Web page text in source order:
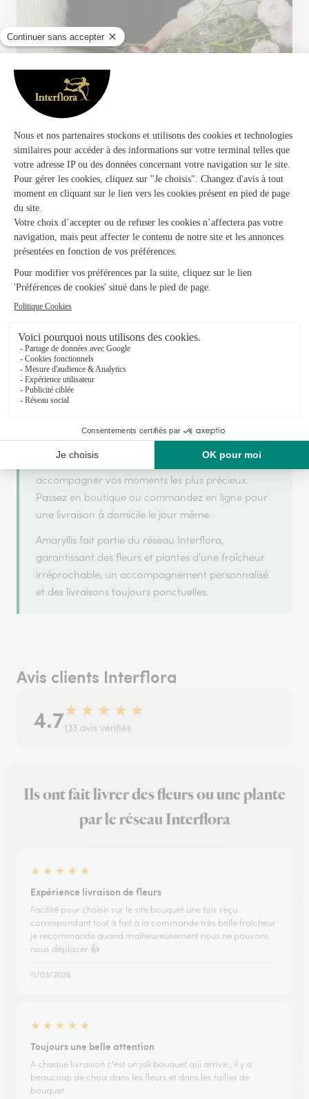
Votre fleuriste artisan à Montech
Amaryllis s'appuie sur son partenariat avec
Interflora, réseau de transmission florale de
référence, pour vous garantir un service de qualité.
Amaryllis est un fleuriste artisan situé à Montech.
Avec un souci de fraîcheur et de créativité, chaque
composition florale est réalisée avec soin pour
accompagner vos moments les plus précieux.
Passez en boutique ou commandez en ligne pour
une livraison à domicile le jour même.
Amaryllis fait partie du réseau Interflora,
garantissant des fleurs et plantes d'une fraîcheur
irréprochable, un accompagnement personnalisé
et des livraisons toujours ponctuelles.
Avis clients Interflora
4.7★ ★ ★ ★ ★
133 avis vérifiés
Ils ont fait livrer des fleurs ou une plante
par le réseau Interflora
★ ★ ★ ★ ★
Expérience livraison de fleurs
Facilité pour choisir sur le site bouquet une fois reçu
correspondant tout à fait à la commande très belle fraîcheur
je recommande quand malheureusement nous ne pouvons
nous déplacer 👍
11/03/2026
★ ★ ★ ★ ★
Toujours une belle attention
A chaque livraison c'est un joli bouquet qui arrive , il y a
beaucoup de choix dans les fleurs et dans les tailles de
bouquet